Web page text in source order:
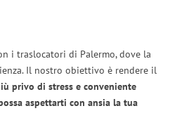
i traslocatori di Palermo, dove la
Il nostro obiettivo è rendere il
privo di stress e conveniente
aspettarti con ansia la tua